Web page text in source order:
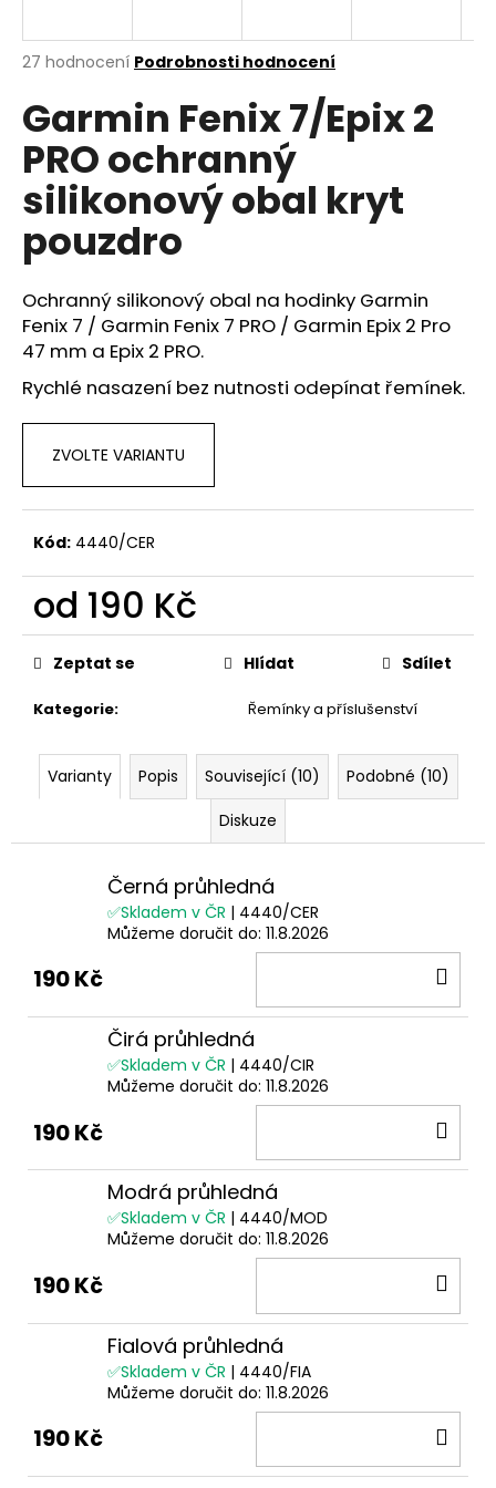
Průměrné
produktu
je
4,2
5
hvězdiček.
27 hodnocení Podrobnosti hodnocení
Garmin Fenix 7/Epix 2
PRO ochranný
silikonový obal kryt
pouzdro
Ochranný silikonový obal na hodinky Garmin
Fenix 7 / Garmin Fenix 7 PRO / Garmin Epix 2 Pro
47 mm a Epix 2 PRO.
Rychlé nasazení bez nutnosti odepínat řemínek.
ZVOLTE VARIANTU
Kód: 4440/CER
od 190 Kč
Měrná
cena:
Kategorie: Řemínky a příslušenství
Zeptat se Hlídat Sdílet
Varianty Popis Související (10)
Podobné (10)
Diskuze
Černá průhledná
✅Skladem v ČR | 4440/CER
Můžeme doručit do: 11.8.2026
190 Kč
Čirá průhledná
✅Skladem v ČR | 4440/CIR
Můžeme doručit do: 11.8.2026
190 Kč
Modrá průhledná
✅Skladem v ČR | 4440/MOD
Můžeme doručit do: 11.8.2026
190 Kč
Fialová průhledná
✅Skladem v ČR | 4440/FIA
Můžeme doručit do: 11.8.2026
190 Kč
j
t
?
D
o
p
o
e
m
e